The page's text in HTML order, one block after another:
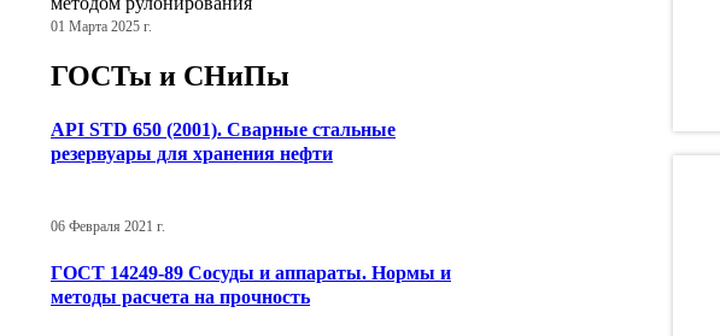
01 Марта 2025 г.
ГОСТы и СНиПы
API STD 650 (2001). Сварные стальные
резервуары для хранения нефти
06 Февраля 2021 г.
ГОСТ 14249-89 Сосуды и аппараты. Нормы и
методы расчета на прочность